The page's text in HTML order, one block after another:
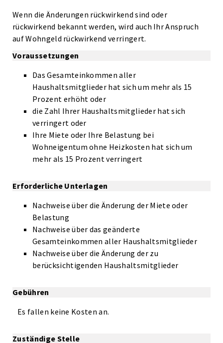
Wenn die Änderungen rückwirkend sind oder
rückwirkend bekannt werden, wird auch Ihr Anspruch
auf Wohngeld rückwirkend verringert.
Voraussetzungen
Das Gesamteinkommen aller
Haushaltsmitglieder hat sich um mehr als 15
Prozent erhöht oder
die Zahl Ihrer Haushaltsmitglieder hat sich
verringert oder
Ihre Miete oder Ihre Belastung bei
Wohneigentum ohne Heizkosten hat sich um
mehr als 15 Prozent verringert
Erforderliche Unterlagen
Nachweise über die Änderung der Miete oder
Belastung
Nachweise über das geänderte
Gesamteinkommen aller Haushaltsmitglieder
Nachweise über die Änderung der zu
berücksichtigenden Haushaltsmitglieder
Gebühren
Es fallen keine Kosten an.
Zuständige Stelle